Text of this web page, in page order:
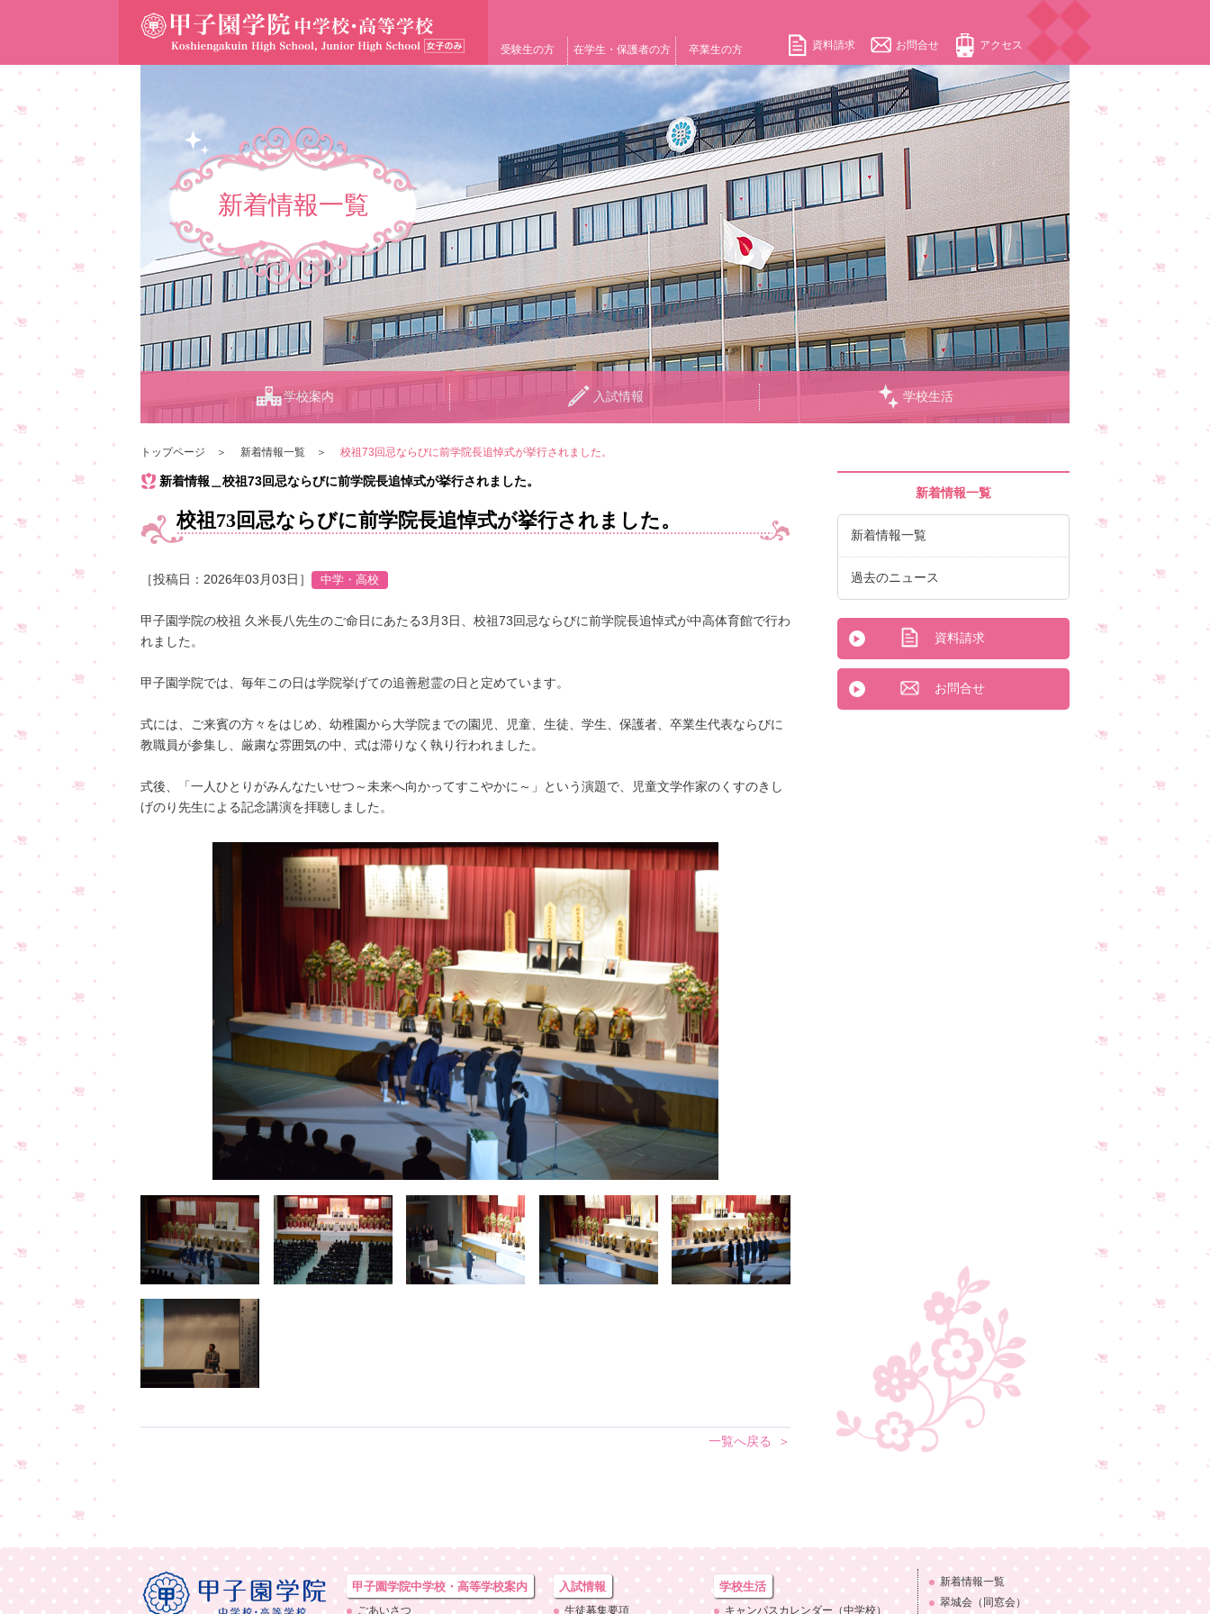
学校案内 入試情報 学校生活
受験生の方 在学生・保護者の方 卒業生の方 資料請求 お問合せ アクセス
新着情報一覧
トップページ 新着情報一覧 校祖73回忌ならびに前学院長追悼式が挙行されました。
新着情報＿校祖73回忌ならびに前学院長追悼式が挙行されました。
校祖73回忌ならびに前学院長追悼式が挙行されました。
［投稿日：2026年03月03日］
甲子園学院の校祖 久米長八先生のご命日にあたる3月3日、校祖73回忌ならびに前学院長追悼式が中高体育館で行わ
れました。
甲子園学院では、毎年この日は学院挙げての追善慰霊の日と定めています。
式には、ご来賓の方々をはじめ、幼稚園から大学院までの園児、児童、生徒、学生、保護者、卒業生代表ならびに
教職員が参集し、厳粛な雰囲気の中、式は滞りなく執り行われました。
式後、「一人ひとりがみんなたいせつ～未来へ向かってすこやかに～」という演題で、児童文学作家のくすのきし
げのり先生による記念講演を拝聴しました。
一覧へ戻る
新着情報一覧
新着情報一覧
過去のニュース
資料請求
お問合せ
甲子園学院中学校・高等学校案内
ごあいさつ
入試情報
生徒募集要項
学校生活
キャンパスカレンダー （中学校）
新着情報一覧
翠城会（同窓会）